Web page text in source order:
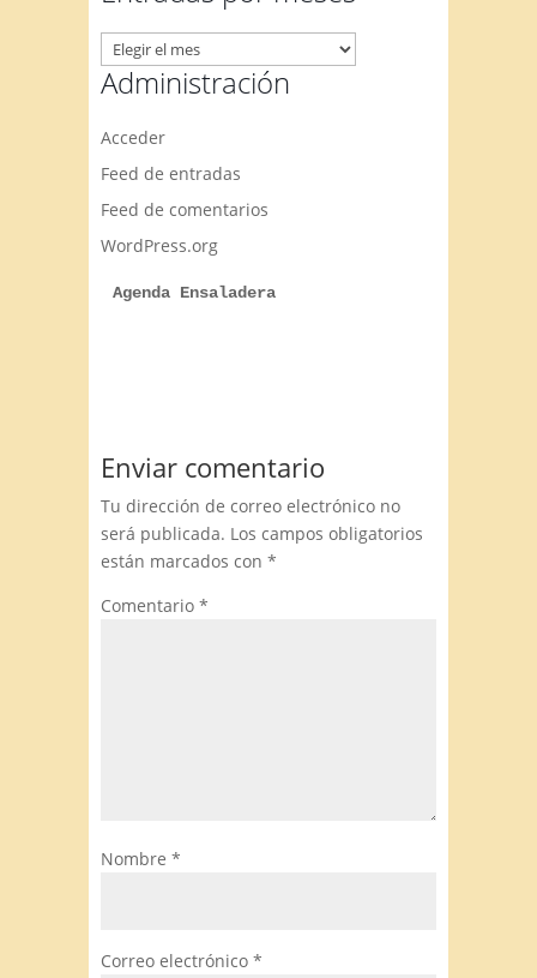
Entradas
por
meses
Administración
Acceder
Feed de entradas
Feed de comentarios
WordPress.org
Agenda Ensaladera
Enviar comentario
Tu dirección de correo electrónico no
será publicada. Los campos obligatorios
están marcados con *
Comentario *
Nombre *
Correo electrónico *